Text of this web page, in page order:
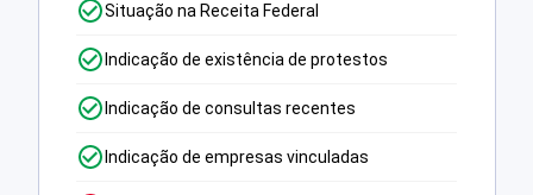
Situação na Receita Federal
Indicação de existência de protestos
Indicação de consultas recentes
Indicação de empresas vinculadas